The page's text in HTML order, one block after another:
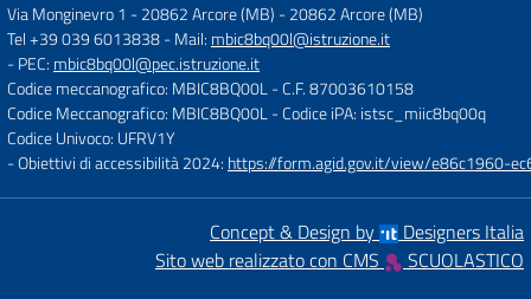
Via Monginevro 1 - 20862 Arcore (MB) -20862 Arcore (MB)
Tel +39 039 6013838- Mail: mbic8bq00l@istruzione.it
- PEC: mbic8bq00l@pec.istruzione.it
Codice meccanografico: MBIC8BQ00L- C.F. 87003610158
Codice Meccanografico: MBIC8BQ00L- Codice iPA: istsc_miic8bq00q
Codice Univoco: UFRV1Y
- Obiettivi di accessibilità 2024: https://form.agid.gov.it/view/e86c1960-
Concept & Design by
Designers Italia
Sito web realizzato con CMS
SCUOLASTICO